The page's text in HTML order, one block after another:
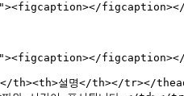
th><th>설명</th></tr></